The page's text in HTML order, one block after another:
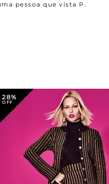
pessoa que vista P.
28%